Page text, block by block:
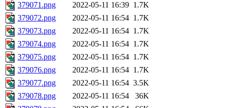
379071.png
2022-05-11 16:39 1.7K
379072.png
2022-05-11 16:54 1.7K
379073.png
2022-05-11 16:54 1.7K
379074.png
2022-05-11 16:54 1.7K
379075.png
2022-05-11 16:54 1.7K
379076.png
2022-05-11 16:54 1.7K
379077.png
2022-05-11 16:54 3.5K
379078.png
2022-05-11 16:54
36K